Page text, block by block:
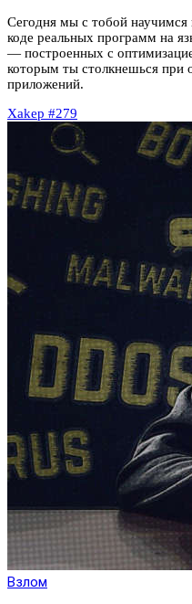
Сегодня мы с тобой
коде реальных программ на
— построенных с
которым ты столкнешься при
приложений.
Xakep #279
Взлом